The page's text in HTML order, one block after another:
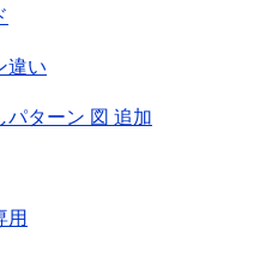
違い
パターン 図 追加
用